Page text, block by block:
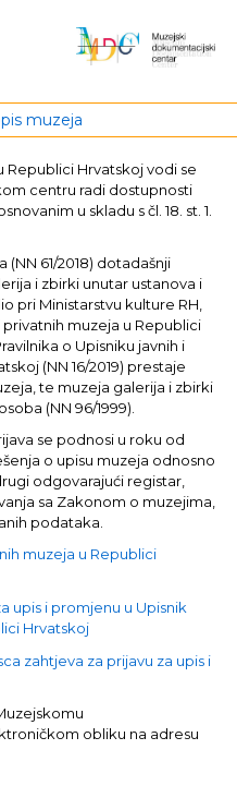
muzeja
Republici Hrvatskoj vodi se
centru radi dostupnosti
u skladu s čl. 18. st. 1.
61/2018) dotadašnji
i zbirki unutar ustanova i
pri Ministarstvu kulture RH,
muzeja u Republici
o Upisniku javnih i
(NN 16/2019) prestaje
te muzeja galerija i zbirki
(NN 96/1999).
se podnosi u roku od
o upisu muzeja odnosno
odgovarajući registar,
sa Zakonom o muzejima,
podataka.
muzeja u Republici
upis i promjenu u Upisnik
Hrvatskoj
zahtjeva za prijavu za upis i
obliku na adresu